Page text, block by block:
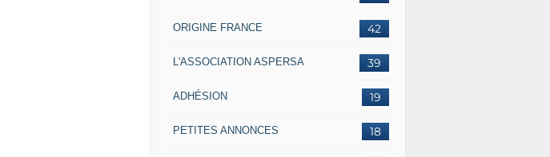
42
ORIGINE FRANCE
39
L'ASSOCIATION ASPERSA
19
ADHÉSION
18
PETITES ANNONCES